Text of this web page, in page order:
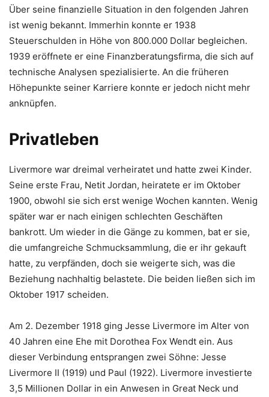
Über seine finanzielle Situation in den folgenden Jahren
ist wenig bekannt. Immerhin konnte er 1938
Steuerschulden in Höhe von 800.000 Dollar begleichen.
1939 eröffnete er eine Finanzberatungsfirma, die sich auf
technische Analysen spezialisierte. An die früheren
Höhepunkte seiner Karriere konnte er jedoch nicht mehr
anknüpfen.
Privatleben
Livermore war dreimal verheiratet und hatte zwei Kinder.
Seine erste Frau, Netit Jordan, heiratete er im Oktober
1900, obwohl sie sich erst wenige Wochen kannten. Wenig
später war er nach einigen schlechten Geschäften
bankrott. Um wieder in die Gänge zu kommen, bat er sie,
die umfangreiche Schmucksammlung, die er ihr gekauft
hatte, zu verpfänden, doch sie weigerte sich, was die
Beziehung nachhaltig belastete. Die beiden ließen sich im
Oktober 1917 scheiden.
Am 2. Dezember 1918 ging Jesse Livermore im Alter von
40 Jahren eine Ehe mit Dorothea Fox Wendt ein. Aus
dieser Verbindung entsprangen zwei Söhne: Jesse
Livermore II (1919) und Paul (1922). Livermore investierte
3,5 Millionen Dollar in ein Anwesen in Great Neck und